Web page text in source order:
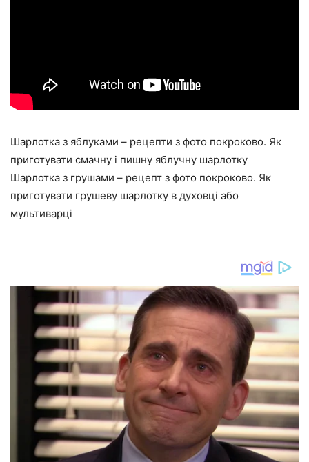
Шарлотка з яблуками – рецепти з фото покроково. Як
приготувати смачну і пишну яблучну шарлотку
Шарлотка з грушами – рецепт з фото покроково. Як
приготувати грушеву шарлотку в духовці або
мультиварці